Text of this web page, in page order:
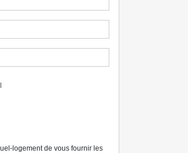
logement de vous fournir les